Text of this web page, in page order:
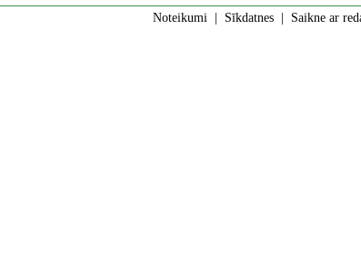
Noteikumi Sīkdatnes Saikne ar